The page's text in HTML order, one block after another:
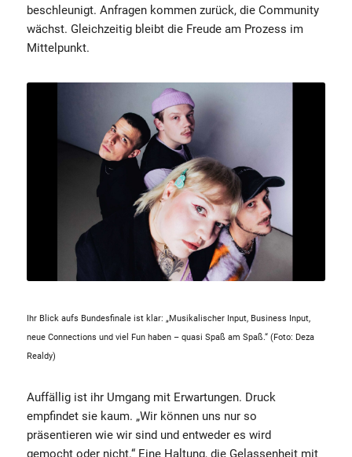
beschleunigt. Anfragen kommen zurück, die Community
wächst. Gleichzeitig bleibt die Freude am Prozess im
Mittelpunkt.
Ihr Blick aufs Bundesfinale ist klar: „Musikalischer Input, Business Input,
neue Connections und viel Fun haben – quasi Spaß am Spaß.“ (Foto: Deza
Realdy)
Auffällig ist ihr Umgang mit Erwartungen. Druck
empfindet sie kaum. „Wir können uns nur so
präsentieren wie wir sind und entweder es wird
gemocht oder nicht.“ Eine Haltung, die Gelassenheit mit